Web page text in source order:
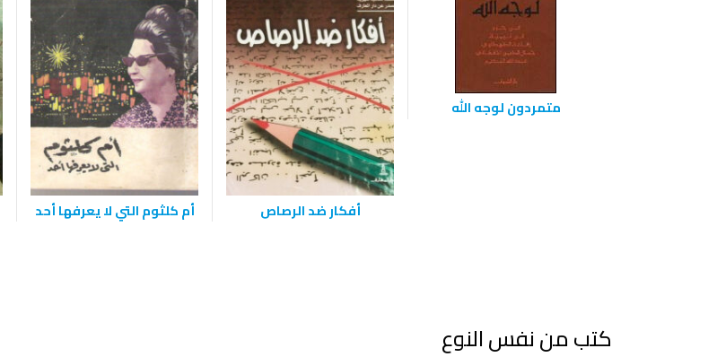
متمردون لوجه الله
أفكار ضد الرصاص أم كلثوم التي لا يعرفها أحد
كتب من نفس النوع